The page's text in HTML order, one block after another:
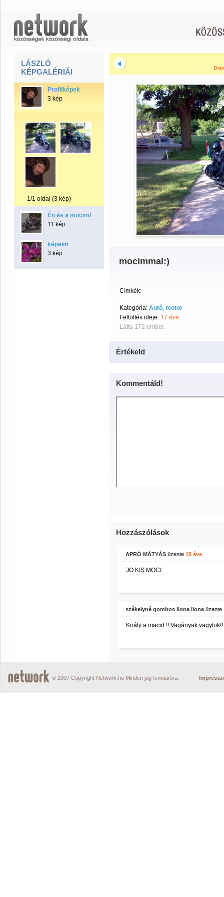
LÁSZLÓ
KÉPGALÉRIÁI
Profilképek
3 kép
1/1 oldal (3 kép)
Én és a mocim!
11 kép
képeim
3 kép
mocimmal:)
Címkék:
Kategória: Autó, motor
Feltöltés ideje: 17 éve
Látta 172 ember.
Értékeld
Kommentáld!
Hozzászólások
APRÓ MÁTYÁS üzente 15 éve
JÓ KIS MOCI.
székelyné gombos ilona ilona üzente
Király a macid !! Vagányak vagytok!!
© 2007 Copyright Network.hu Minden jog fenntartva.